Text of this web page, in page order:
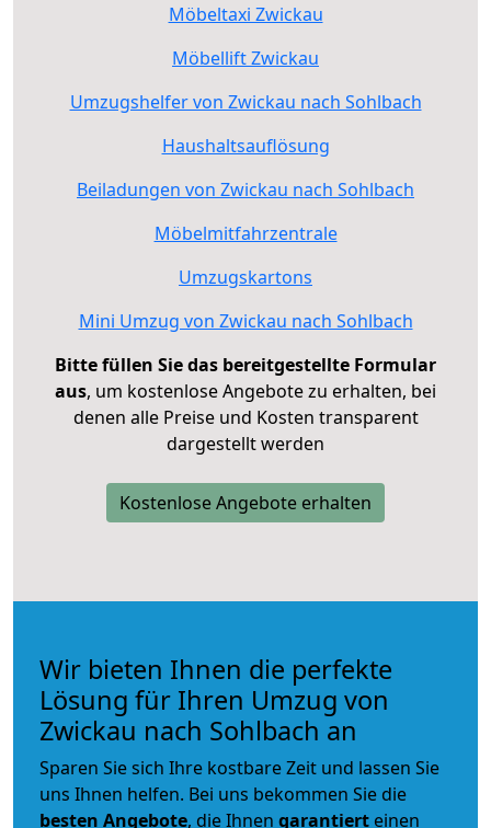
Möbeltaxi Zwickau
Möbellift Zwickau
Umzugshelfer von Zwickau nach Sohlbach
Haushaltsauflösung
Beiladungen von Zwickau nach Sohlbach
Möbelmitfahrzentrale
Umzugskartons
Mini Umzug von Zwickau nach Sohlbach
Bitte füllen Sie das bereitgestellte Formular
aus, um kostenlose Angebote zu erhalten, bei
denen alle Preise und Kosten transparent
dargestellt werden
Kostenlose Angebote erhalten
Wir bieten Ihnen die perfekte
Lösung für Ihren Umzug von
Zwickau nach Sohlbach an
Sparen Sie sich Ihre kostbare Zeit und lassen Sie
uns Ihnen helfen. Bei uns bekommen Sie die
besten Angebote, die Ihnen garantiert einen